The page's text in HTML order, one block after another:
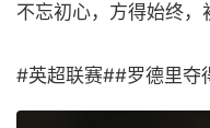
不忘初心，方得始终，
#英超联赛##罗德里夺